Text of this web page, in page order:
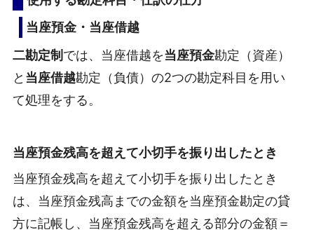
当座預金・当座借越
二勘定制 では、当座借越を当座預金勘定（資産）
と 当座借越勘定（負債）の2つの勘定科目を用い
て処理をする。
当座預金残高を超えて小切手を振り出したとき
当座預金残高を超えて小切手を振り出したとき
は、当座預金残高までの金額を当座預金勘定の貸
方に記帳し、当座預金残高を超える部分の金額＝